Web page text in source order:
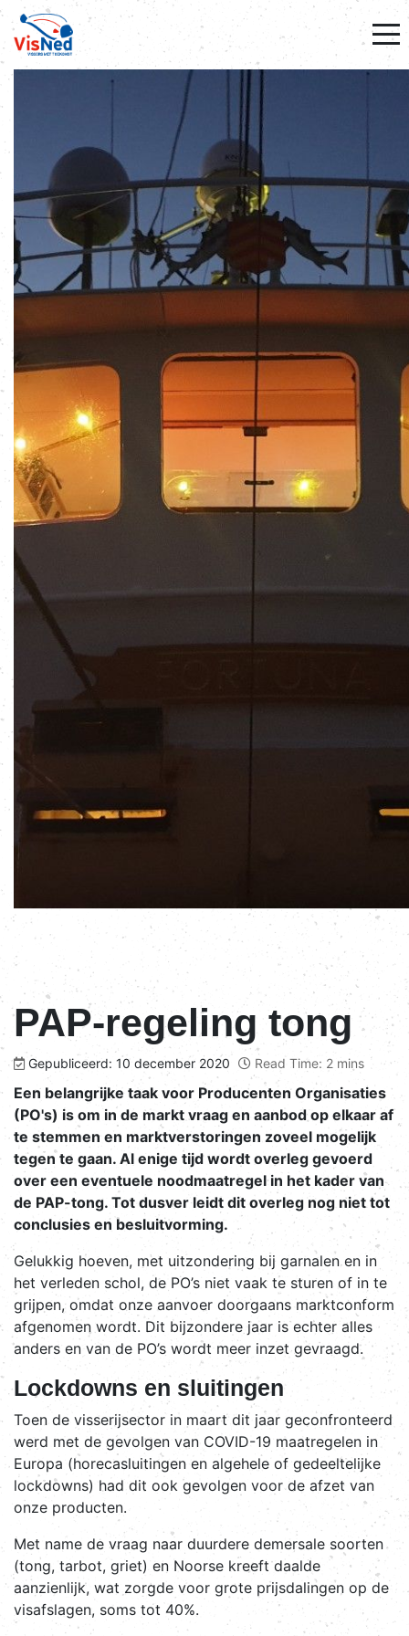
PAP-regeling tong
Gepubliceerd: 10 december 2020 Read Time: 2 mins
Een belangrijke taak voor Producenten Organisaties
(PO's) is om in de markt vraag en aanbod op elkaar af
te stemmen en marktverstoringen zoveel mogelijk
tegen te gaan. Al enige tijd wordt overleg gevoerd
over een eventuele noodmaatregel in het kader van
de PAP-tong. Tot dusver leidt dit overleg nog niet tot
conclusies en besluitvorming.
Gelukkig hoeven, met uitzondering bij garnalen en in
het verleden schol, de PO’s niet vaak te sturen of in te
grijpen, omdat onze aanvoer doorgaans marktconform
afgenomen wordt. Dit bijzondere jaar is echter alles
anders en van de PO’s wordt meer inzet gevraagd.
Lockdowns en sluitingen
Toen de visserijsector in maart dit jaar geconfronteerd
werd met de gevolgen van COVID-19 maatregelen in
Europa (horecasluitingen en algehele of gedeeltelijke
lockdowns) had dit ook gevolgen voor de afzet van
onze producten.
Met name de vraag naar duurdere demersale soorten
(tong, tarbot, griet) en Noorse kreeft daalde
aanzienlijk, wat zorgde voor grote prijsdalingen op de
visafslagen, soms tot 40%.